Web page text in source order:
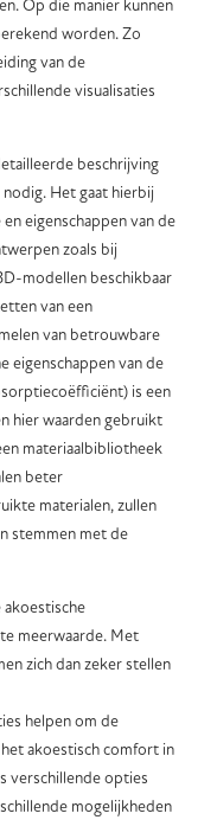
Op die manier kunnen
worden. Zo
van de
visualisaties
beschrijving
Het gaat hierbij
eigenschappen van de
zoals bij
modellen beschikbaar
van een
van betrouwbare
eigenschappen van de
is een
hier waarden gebruikt
materiaalbibliotheek
beter
materialen, zullen
stemmen met de
meerwaarde. Met
zich dan zeker stellen
helpen om de
akoestisch comfort in
verschillende opties
mogelijkheden